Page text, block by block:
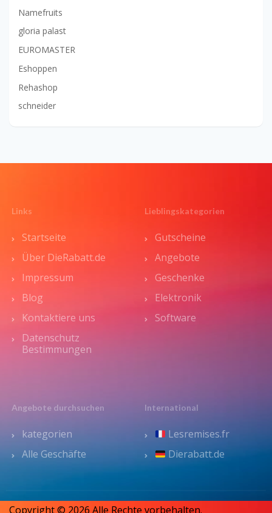
Namefruits
gloria palast
EUROMASTER
Eshoppen
Rehashop
schneider
Links
Startseite
Über DieRabatt.de
Impressum
Blog
Kontaktiere uns
Datenschutz
Bestimmungen
Lieblingskategorien
Gutscheine
Angebote
Geschenke
Elektronik
Software
Angebote durchsuchen
kategorien
Alle Geschäfte
International
Lesremises.fr
Dierabatt.de
Copyright © 2026 Alle Rechte vorbehalten.